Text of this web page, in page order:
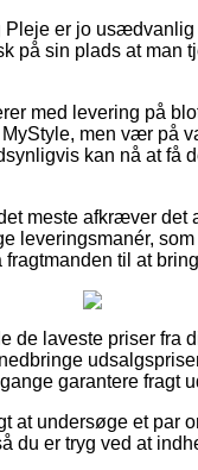
er jo
på sin plads at man
med levering på
men vær på
kan nå at få
meste afkræver det
leveringsmanér,
til at
de laveste priser fra
garantere fragt
undersøge et par
du er tryg ved at